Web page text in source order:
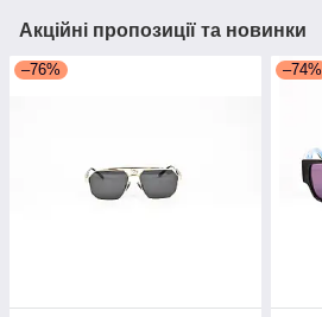
Акційні пропозиції та новинки
–76% –74%